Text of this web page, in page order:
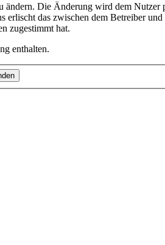
ändern. Die Änderung wird dem Nutzer
das zwischen dem Betreiber
zugestimmt hat.
enthalten.